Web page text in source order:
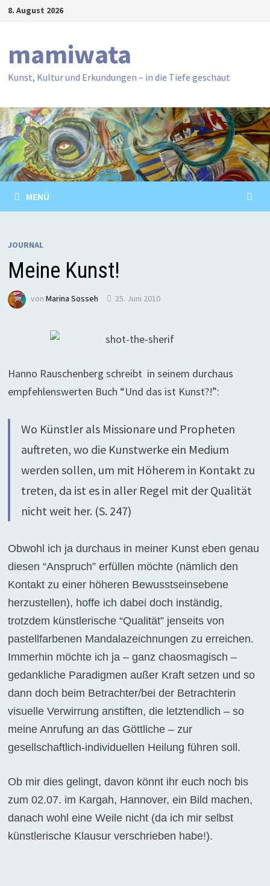
Zum8. August 2026
mamiwata
Kunst, Kultur und Erkundungen – in die Tiefe geschaut
MENÜ
JOURNAL
Meine Kunst!
von Marina Sosseh 25. Juni 2010
Hanno Rauschenberg schreibt in seinem durchaus
empfehlenswerten Buch “Und das ist Kunst?!”:
Wo Künstler als Missionare und Propheten
auftreten, wo die Kunstwerke ein Medium
werden sollen, um mit Höherem in Kontakt zu
treten, da ist es in aller Regel mit der Qualität
nicht weit her. (S. 247)
Obwohl ich ja durchaus in meiner Kunst eben genau
diesen “Anspruch” erfüllen möchte (nämlich den
Kontakt zu einer höheren Bewusstseinsebene
herzustellen), hoffe ich dabei doch inständig,
trotzdem künstlerische “Qualität” jenseits von
pastellfarbenen Mandalazeichnungen zu erreichen.
Immerhin möchte ich ja – ganz chaosmagisch –
gedankliche Paradigmen außer Kraft setzen und so
dann doch beim Betrachter/bei der Betrachterin
visuelle Verwirrung anstiften, die letztendlich – so
meine Anrufung an das Göttliche – zur
gesellschaftlich-individuellen Heilung führen soll.
Ob mir dies gelingt, davon könnt ihr euch noch bis
zum 02.07. im Kargah, Hannover, ein Bild machen,
danach wohl eine Weile nicht (da ich mir selbst
künstlerische Klausur verschrieben habe!).